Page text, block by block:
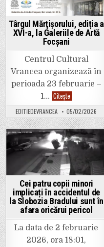
Târgul Mărţișorului, ediția a
XVI-a, la Galeriile de Artă
Focșani
Centrul Cultural
Vrancea organizează în
perioada 23 februarie –
1… Citește
Mărţișorului,
ediția
a
XVI-
a,
la
Galeriile
de
Focșani
EDITIEDEVRANCEA 05/02/2026
Posted
in
Cei patru copii minori
implicați în accidentul de
la Slobozia Bradului sunt în
afara oricărui pericol
La data de 2 februarie
2026, ora 18:01,